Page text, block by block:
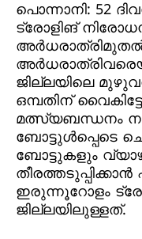
പൊന്നാനി: 52
ട്രോളിങ്
ജില്ലയിലെ
ഒമ്പതിന്
മത്സ്യബന്ധനം
ബോട്ടുള്‍പ്പെടെ
ബോട്ടുകളും
ഇരുന്നൂറോളം
ജില്ലയിലുള്ളത്.